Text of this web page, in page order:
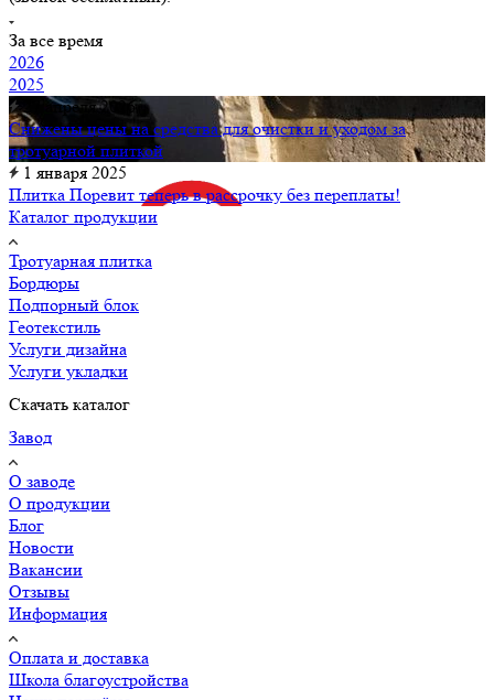
За все время
2026
2025
27 апреля 2026
Снижены цены на средства для очистки и уходом за
тротуарной плиткой
1 января 2025
Плитка Поревит теперь в рассрочку без переплаты!
Каталог продукции
Тротуарная плитка
Бордюры
Подпорный блок
Геотекстиль
Услуги дизайна
Услуги укладки
Скачать каталог
Завод
О заводе
О продукции
Блог
Новости
Вакансии
Отзывы
Информация
Оплата и доставка
Школа благоустройства